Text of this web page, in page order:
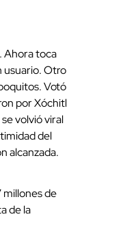
Ahora toca
usuario. Otro
Votó
por Xóchitl
volvió viral
del
alcanzada.
millones de
de la